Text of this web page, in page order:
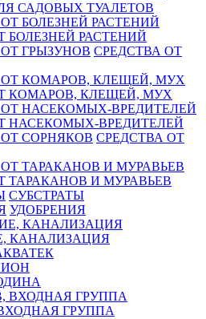
САДОВЫХ ТУАЛЕТОВ
БОЛЕЗНЕЙ РАСТЕНИЙ
СРЕДСТВА ОТ
КОМАРОВ, КЛЕЩЕЙ, МУХ
НАСЕКОМЫХ-ВРЕДИТЕЛЕЙ
СРЕДСТВА ОТ
ТАРАКАНОВ И МУРАВЬЕВ
СУБСТРАТЫ
УДОБРЕНИЯ
КАНАЛИЗАЦИЯ
ГРУППА